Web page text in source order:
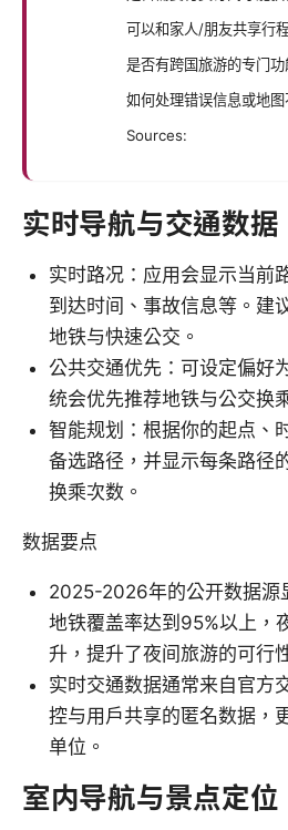
可以和家人/朋友共享行
是否有跨国旅游的专门功
如何处理错误信息或地图
Sources:
实时导航与交通数据
实时路况：应用会显示当前
到达时间、事故信息等。建
地铁与快速公交。
公共交通优先：可设定偏好
统会优先推荐地铁与公交换
智能规划：根据你的起点、
备选路径，并显示每条路径
换乘次数。
数据要点
2025-2026年的公开数据源
地铁覆盖率达到95%以上，
升，提升了夜间旅游的可行
实时交通数据通常来自官方
控与用户共享的匿名数据，
单位。
室内导航与景点定位